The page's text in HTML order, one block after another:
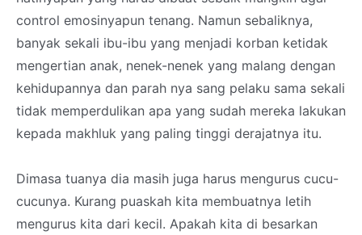
control emosinyapun tenang. Namun sebaliknya,
banyak sekali ibu-ibu yang menjadi korban ketidak
mengertian anak, nenek-nenek yang malang dengan
kehidupannya dan parah nya sang pelaku sama sekali
tidak memperdulikan apa yang sudah mereka lakukan
kepada makhluk yang paling tinggi derajatnya itu.
Dimasa tuanya dia masih juga harus mengurus cucu-
cucunya. Kurang puaskah kita membuatnya letih
mengurus kita dari kecil. Apakah kita di besarkan